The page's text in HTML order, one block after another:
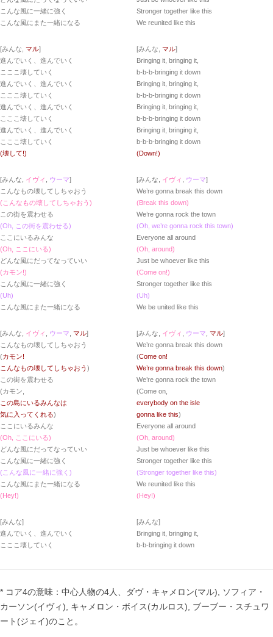
こんな風に一緒に強く
こんな風にまた一緒になる
[みんな, マル]
進んでいく、進んでいく
こここ壊していく
進んでいく、進んでいく
こここ壊していく
進んでいく、進んでいく
こここ壊していく
進んでいく、進んでいく
こここ壊していく
(壊して!)
[みんな, イヴィ ウーマ]
こんなもの壊してしちゃおう
(こんなもの壊してしちゃおう)
この街を震わせる
(Oh, この街を震わせる)
ここにいるみんな
(Oh, ここにいる)
どんな風にだってなっていい
(カモン!)
こんな風に一緒に強く
(Uh)
こんな風にまた一緒になる
[みんな, イヴィ ウーマ マル]
こんなもの壊してしちゃおう
(カモン!
こんなもの壊してしちゃおう )
この街を震わせる
(カモン,
この島にいるみんなは
気に入ってくれる)
ここにいるみんな
(Oh, ここにいる)
どんな風にだってなっていい
こんな風に一緒に強く
(こんな風に一緒に強く)
こんな風にまた一緒になる
(Hey!)
[みんな]
進んでいく、進んでいく
こここ壊していく
Stronger together like this
We reunited like this
[みんな, マル]
Bringing it, bringing it,
b-b-b-bringing it down
Bringing it, bringing it,
b-b-b-bringing it down
Bringing it, bringing it,
b-b-b-bringing it down
Bringing it, bringing it,
b-b-b-bringing it down
(Down!)
[みんな, イヴィ ウーマ]
We’re gonna break this down
(Break this down)
We’re gonna rock the town
(Oh, we’re gonna rock this town)
Everyone all around
(Oh, around)
Just be whoever like this
(Come on!)
Stronger together like this
(Uh)
We be united like this
[みんな, イヴィ ウーマ マル]
We’re gonna break this down
(Come on!
We’re gonna break this down)
We’re gonna rock the town
(Come on,
everybody on the isle
gonna like this)
Everyone all around
(Oh, around)
Just be whoever like this
Stronger together like this
(Stronger together like this)
We reunited like this
(Hey!)
[みんな]
Bringing it, bringing it,
b-b-bringing it down
* コア4の意味：中心人物の4人、ダヴ・キャメロン(マル), ソフィア・
カーソン(イヴィ), キャメロン・ボイス(カルロス), ブーブー・スチュワ
ート(ジェイ)のこと。